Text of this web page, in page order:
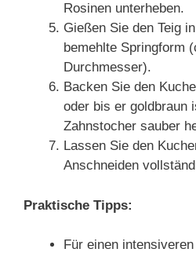
Rosinen unterheben.
Gießen Sie den Teig
bemehlte Springform
Durchmesser).
Backen Sie den
oder bis er goldbraun
Zahnstocher sauber
Lassen Sie den
Anschneiden
Praktische Tipps:
Für einen